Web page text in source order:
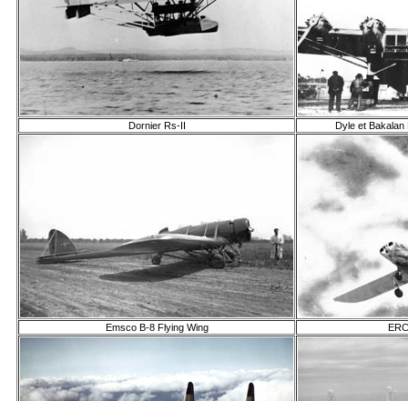
Dornier Rs-II Dyle et Bakalan
Emsco B-8 Flying Wing